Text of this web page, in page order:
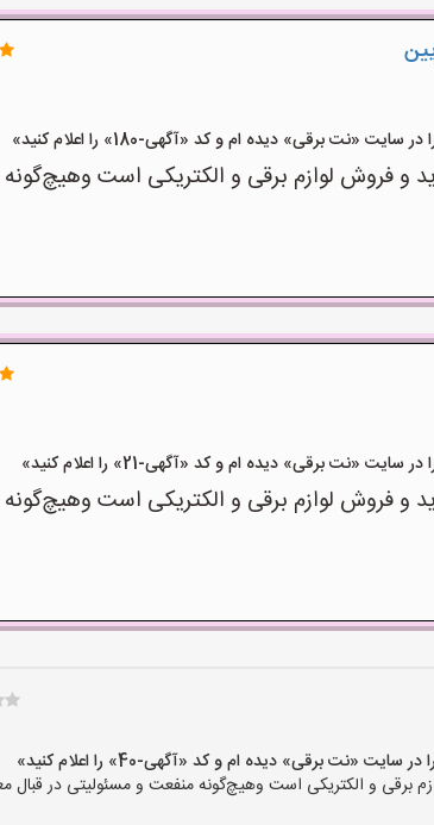
برقی» دیده ام و کد «آگهی-180» را اعلام کنید»
فروش لوازم برقی و الکتریکی است وهیچ‌گونه
برقی» دیده ام و کد «آگهی-21» را اعلام کنید»
فروش لوازم برقی و الکتریکی است وهیچ‌گونه
برقی» دیده ام و کد «آگهی-40» را اعلام کنید»
و الکتریکی است وهیچ‌گونه منفعت و مسئولیتی در قبال